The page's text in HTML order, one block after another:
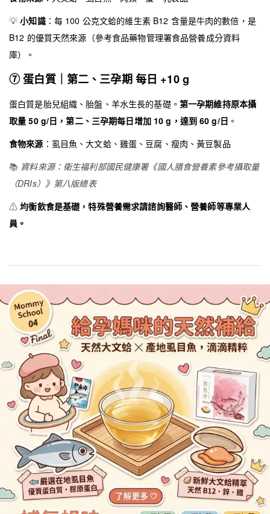
💡 小知識：每 100 公克文蛤的維生素 B12 含量是牛肉的數倍，是
B12 的優質天然來源（參考食品藥物管理署食品營養成分資料
庫）。
⑦ 蛋白質｜第二、三孕期 每日 +10 g
蛋白質是胎兒組織、胎盤、羊水生長的基礎。 第一孕期維持原本攝
取量 50 g/日，第二、三孕期每日增加 10 g，達到 60 g/日 。
食物來源 ：虱目魚、大文蛤、雞蛋、豆腐、瘦肉、黃豆製品
📚 資料來源：衛生福利部國民健康署《國人膳食營養素參考攝取量
（DRIs）》第八版總表
⚠ 均衡飲食是基礎，特殊營養需求請諮詢醫師、營養師等專業人
員。